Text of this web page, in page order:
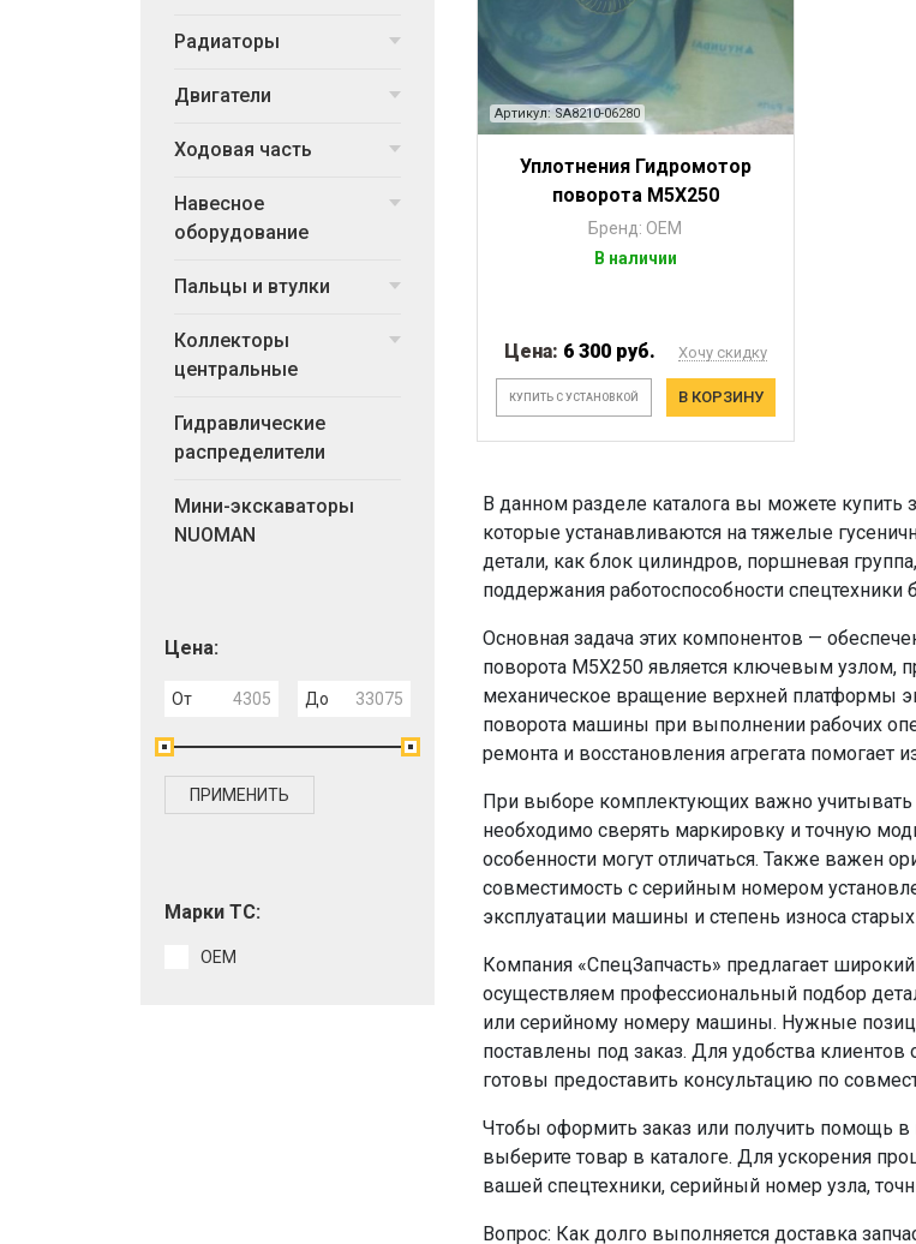
Радиаторы
Двигатели
Ходовая часть
Навесное
оборудование
Пальцы и втулки
Коллекторы
центральные
Гидравлические
распределители
Мини-экскаваторы
NUOMAN
Цена:
От До
ПРИМЕНИТЬ
Марки ТС:
OEM
Артикул: SA8210-06280
Уплотнения Гидромотор
поворота М5Х250
Бренд: OEM
В наличии
Цена: 6 300 руб. Хочу скидку
КУПИТЬ С УСТАНОВКОЙ В КОРЗИНУ
В данном разделе каталога вы можете купить
которые устанавливаются на тяжелые
детали, как блок цилиндров, поршневая
поддержания работоспособности спецтехники
Основная задача этих компонентов —
поворота M5X250 является ключевым узлом,
механическое вращение верхней платформы
поворота машины при выполнении рабочих
ремонта и восстановления агрегата помогает
При выборе комплектующих важно учитывать
необходимо сверять маркировку и точную
особенности могут отличаться. Также важен
совместимость с серийным номером
эксплуатации машины и степень износа
Компания «СпецЗапчасть» предлагает
осуществляем профессиональный подбор
или серийному номеру машины. Нужные
поставлены под заказ. Для удобства
готовы предоставить консультацию по
Чтобы оформить заказ или получить помощь
выберите товар в каталоге. Для ускорения
вашей спецтехники, серийный номер узла,
Вопрос: Как долго выполняется доставка